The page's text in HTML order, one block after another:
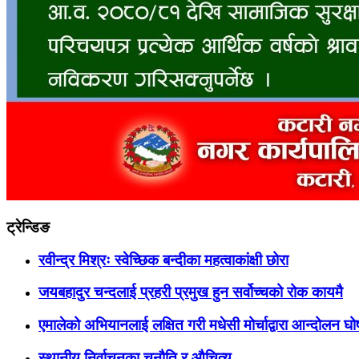
ट्रेन्डिङ
रवीन्द्र मिश्रः स्वेच्छिक बन्दीका महत्वाकांक्षी छोरा
जयबहादुर चन्दलाई प्रहरी प्रमुख हुन सर्वोच्चको रोक कायमै
एमालेको अभियानलाई लक्षित गरी मधेसी मोर्चाद्वारा आन्दोलन